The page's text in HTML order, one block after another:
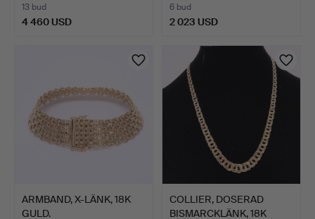
13 bud
4 460 USD
6 bud
2 023 USD
föremål
ARMBAND, X-LÄNK, 18K
GULD.
COLLIER, DOSERAD
BISMARCKLÄNK, 18K